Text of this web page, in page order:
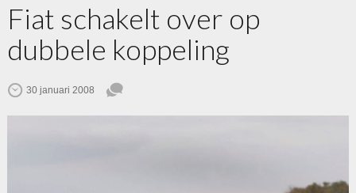
Fiat schakelt over op
dubbele koppeling
30 januari 2008